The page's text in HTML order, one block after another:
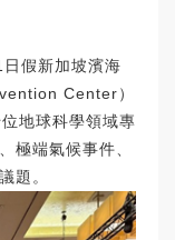
假新加坡濱海
Center）
地球科學領域專
極端氣候事件、
題。